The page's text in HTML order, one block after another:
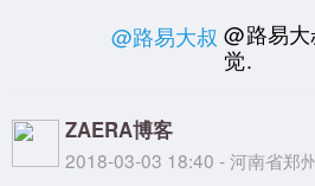
@路易大叔 @路易
觉.
ZAERA博客
2018-03-03 18:40 - 河南省郑